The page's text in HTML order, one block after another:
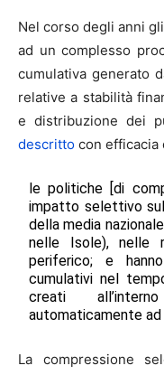
Nel corso degli anni
ad un complesso
cumulativa generato
relative a stabilità
e distribuzione dei
descritto con efficacia
le politiche [di
impatto selettivo
della media
nelle Isole), nelle
periferico; e
cumulativi nel
creati
automaticamente
La compressione